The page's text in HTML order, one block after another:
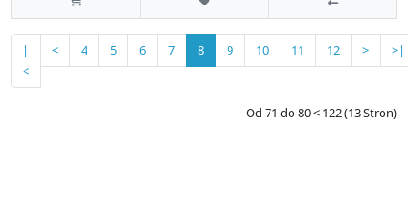
|
<
< 4 5 6 7 8 9 10 11 12 > >|
Od 71 do 80 < 122 (13 Stron)